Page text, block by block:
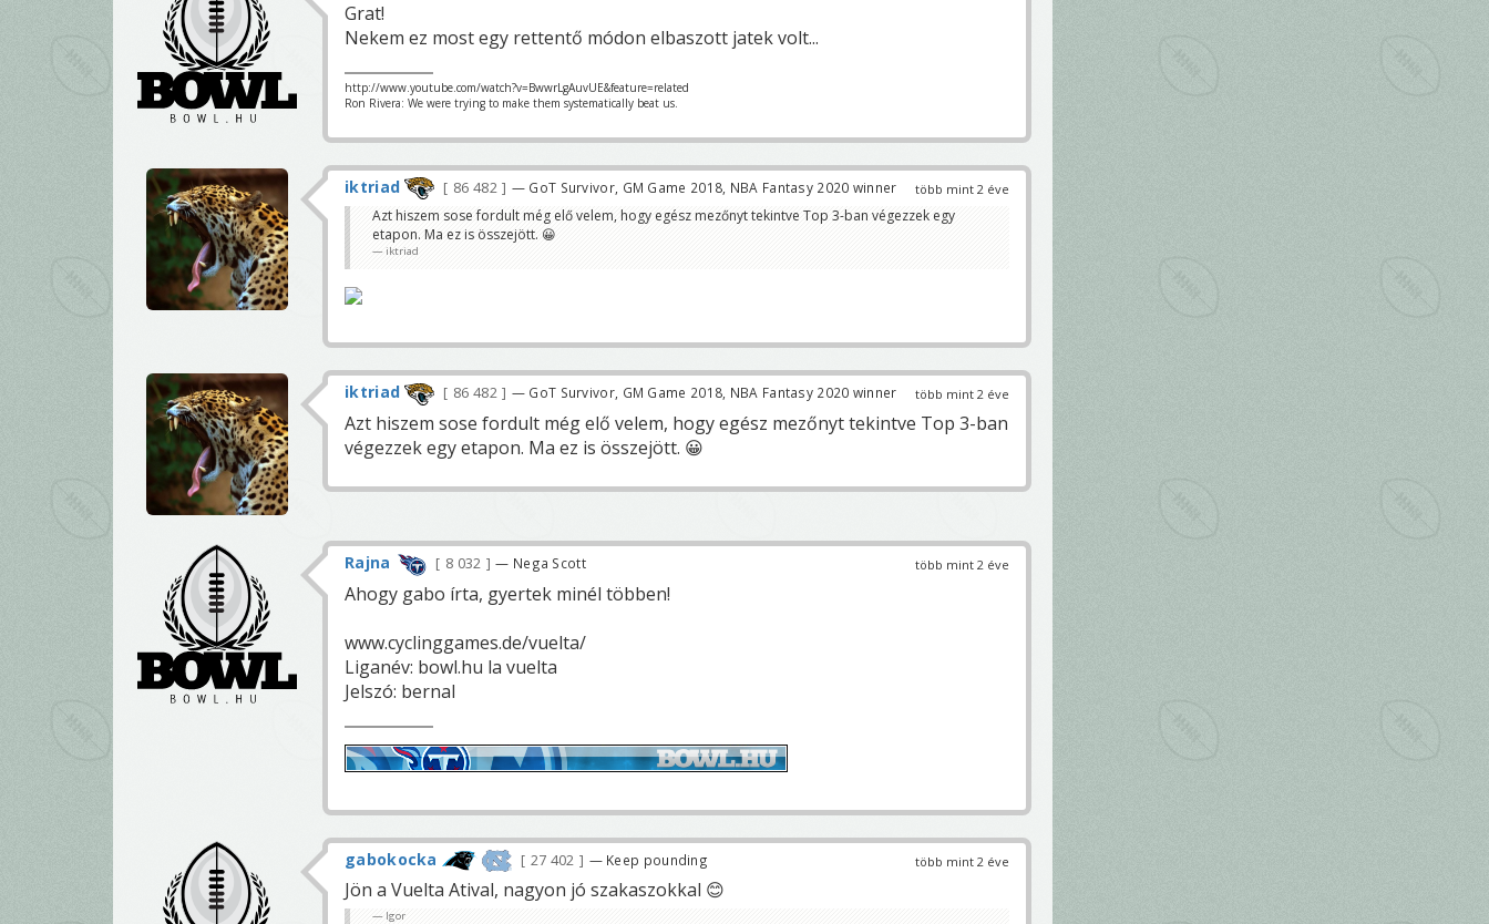
Grat!
Nekem ez most egy rettentő módon elbaszott jatek volt...
http://www.youtube.com/watch?v=BwwrLgAuvUE&feature=related
Ron Rivera: We were trying to make them systematically beat us.
több mint 2 éve
iktriad 86 482 — GoT Survivor, GM Game 2018, NBA Fantasy 2020 winner
Azt hiszem sose fordult még elő velem, hogy egész mezőnyt tekintve Top 3-ban végezzek egy
etapon. Ma ez is összejött. 😀
iktriad
több mint 2 éve
iktriad 86 482 — GoT Survivor, GM Game 2018, NBA Fantasy 2020 winner
Azt hiszem sose fordult még elő velem, hogy egész mezőnyt tekintve Top 3-ban
végezzek egy etapon. Ma ez is összejött. 😀
több mint 2 éve
Rajna 8 032 — Nega Scott
Ahogy gabo írta, gyertek minél többen!
www.cyclinggames.de/vuelta/
Liganév: bowl.hu la vuelta
Jelszó: bernal
több mint 2 éve
gabokocka 27 402 — Keep pounding
Jön a Vuelta Atival, nagyon jó szakaszokkal 😊
Igor